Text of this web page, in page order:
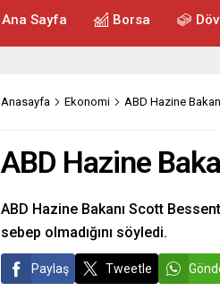
Ana Sayfa Borsa
Anasayfa Ekonomi ABD Hazine
ABD Hazine
ABD Hazine Bakanı Scott
sebep olmadığını söyledi.
Paylaş Tweetle